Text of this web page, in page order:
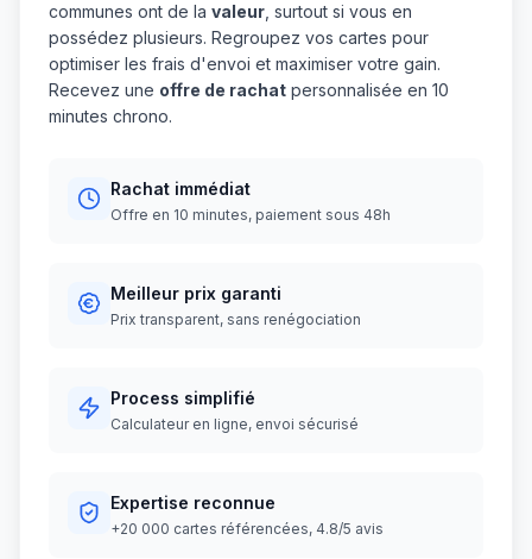
communes ont de la valeur , surtout si vous en
possédez plusieurs. Regroupez vos cartes pour
optimiser les frais d'envoi et maximiser votre gain.
Recevez une offre de rachat personnalisée en 10
minutes chrono.
Rachat immédiat
Offre en 10 minutes, paiement sous 48h
Meilleur prix garanti
Prix transparent, sans renégociation
Process simplifié
Calculateur en ligne, envoi sécurisé
Expertise reconnue
+20 000 cartes référencées, 4.8/5 avis